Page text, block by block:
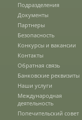
Правила приема
Документы для
Вступительные
Целевой прием
Подразделения
Документы
Партнеры
Безопасность
Конкурсы и вакансии
Контакты
Обратная связь
Банковские реквизиты
Наши услуги
Международная
деятельность
Попечительский совет